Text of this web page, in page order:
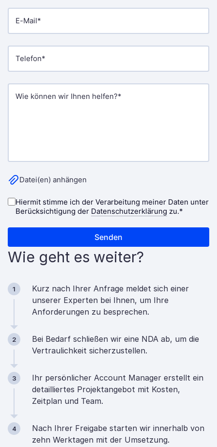
Wie geht es weiter?
1
Kurz nach Ihrer Anfrage meldet sich einer
unserer Experten bei Ihnen, um Ihre
Anforderungen zu besprechen.
2
Bei Bedarf schließen wir eine NDA ab, um die
Vertraulichkeit sicherzustellen.
3
Ihr persönlicher Account Manager erstellt ein
detailliertes Projektangebot mit Kosten,
Zeitplan und Team.
4
Nach Ihrer Freigabe starten wir innerhalb von
zehn Werktagen mit der Umsetzung.